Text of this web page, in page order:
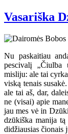
Vasariška
Nu paskaitiau
pescivalį „Čiulba
misliju: ale tai
viską tenais
ale tai aš, dar,
ne (visai) apie
jau mes vė in
dzūkiška manija
didžiausias čionais